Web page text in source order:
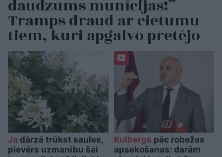
daudzums munīcijas!”
Tramps draud ar cietumu
tiem, kuri apgalvo pretējo
Ja dārzā trūkst saules,
pievērs uzmanību šai
Kulbergs pēc robežas
apsekošanas: darām